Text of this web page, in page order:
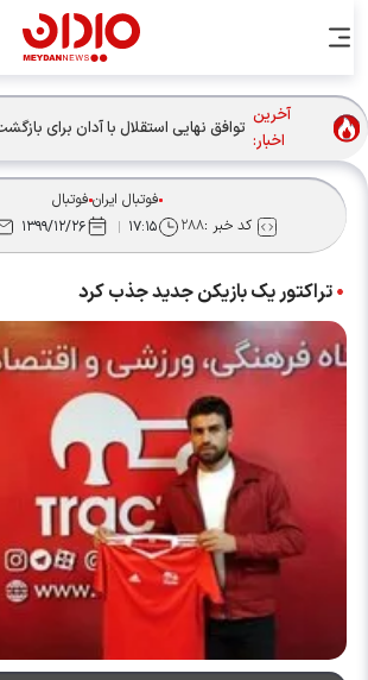
آخرین
اخبار:
توافق نهایی استقلال با آدان برای بازگشت
فوتبال ایرانفوتبال
کد خبر :۲۸۸ ۱۷:۱۵ ۱۳۹۹/۱۲/۲۶
تراکتور یک بازیکن جدید جذب کرد